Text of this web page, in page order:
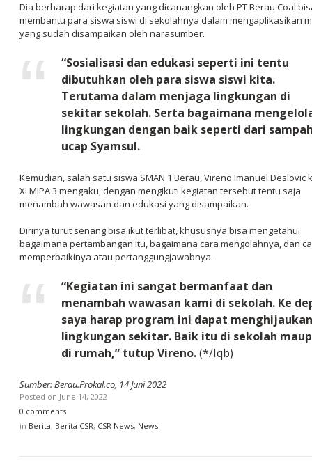
Dia berharap dari kegiatan yang dicanangkan oleh PT Berau Coal
membantu para siswa siswi di sekolahnya dalam mengaplikasikan
yang sudah disampaikan oleh narasumber.
“Sosialisasi dan edukasi seperti ini tentu
dibutuhkan oleh para siswa siswi kita.
Terutama dalam menjaga lingkungan di
sekitar sekolah. Serta bagaimana
lingkungan dengan baik seperti dari
ucap Syamsul.
Kemudian, salah satu siswa SMAN 1 Berau, Vireno Imanuel Deslovic
XI MIPA 3 mengaku, dengan mengikuti kegiatan tersebut tentu saja
menambah wawasan dan edukasi yang disampaikan.
Dirinya turut senang bisa ikut terlibat, khususnya bisa mengetahui
bagaimana pertambangan itu, bagaimana cara mengolahnya, dan
memperbaikinya atau pertanggungjawabnya.
“Kegiatan ini sangat bermanfaat dan
menambah wawasan kami di sekolah. Ke
saya harap program ini dapat menghijaukan
lingkungan sekitar. Baik itu di sekolah
di rumah,” tutup Vireno.(*/Iqb)
Sumber: Berau.Prokal.co, 14 Juni 2022
Posted on June 14, 2022
0 comments
in Berita, Berita CSR, CSR News, News